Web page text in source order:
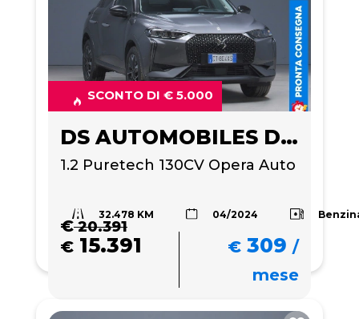
SCONTO DI € 5.000
DS AUTOMOBILES DS 3
1.2 Puretech 130CV Opera Auto
32.478 KM 04/2024
€20.391
€ 15.391 € 309 /
mese